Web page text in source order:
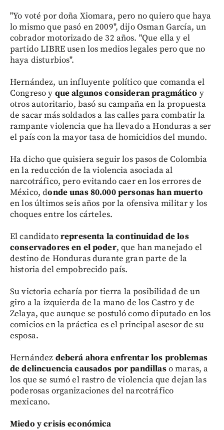
"Yo voté por doña Xiomara, pero no quiero que haya
lo mismo que pasó en 2009", dijo Osman García, un
cobrador motorizado de 32 años. "Que ella y el
partido LIBRE usen los medios legales pero que no
haya disturbios".
Hernández, un influyente político que comanda el
Congreso y que algunos consideran pragmático y
otros autoritario, basó su campaña en la propuesta
de sacar más soldados a las calles para combatir la
rampante violencia que ha llevado a Honduras a ser
el país con la mayor tasa de homicidios del mundo.
Ha dicho que quisiera seguir los pasos de Colombia
en la reducción de la violencia asociada al
narcotráfico, pero evitando caer en los errores de
México, donde unas 80.000 personas han muerto
en los últimos seis años por la ofensiva militar y los
choques entre los cárteles.
El candidatorepresenta la continuidad de los
conservadores en el poder, que han manejado el
destino de Honduras durante gran parte de la
historia del empobrecido país.
Su victoria echaría por tierra la posibilidad de un
giro a la izquierda de la mano de los Castro y de
Zelaya, que aunque se postuló como diputado en los
comicios en la práctica es el principal asesor de su
esposa.
Hernández deberá ahora enfrentar los problemas
de delincuencia causados por pandillaso maras, a
los que se sumó el rastro de violencia que dejan las
poderosas organizaciones del narcotráfico
mexicano.
Miedo y crisis económica